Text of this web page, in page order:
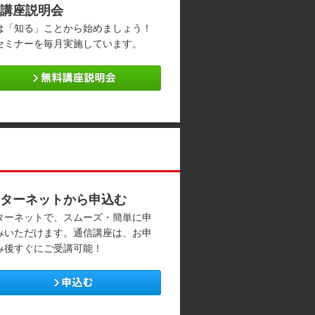
座説明会
「知る」ことから始めましょう！
ミナーを毎月実施しています。
ーネットから申込む
ーネットで、スムーズ・簡単に申
いただけます。通信講座は、お申
後すぐにご受講可能！